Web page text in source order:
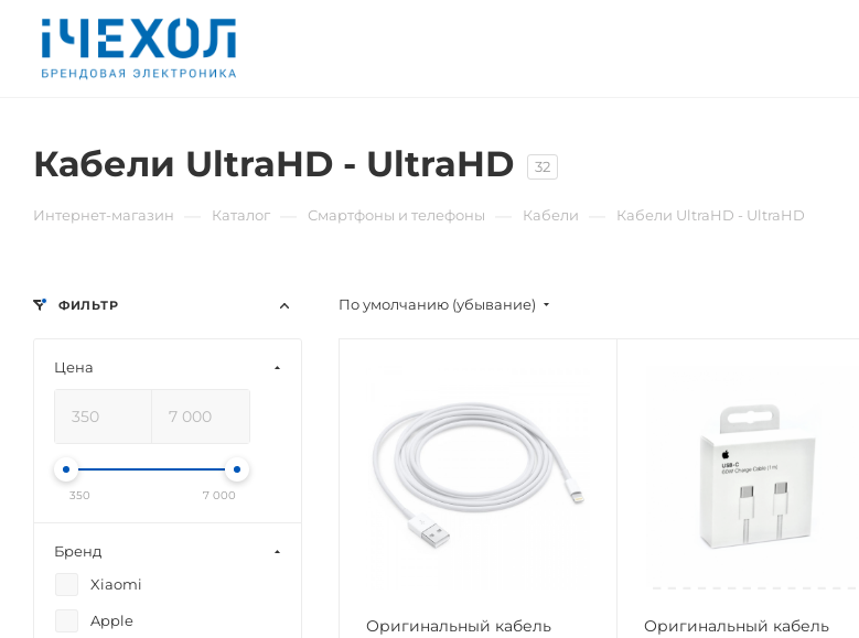
Кабели UltraHD - UltraHD 32
Интернет-магазин Каталог Смартфоны и телефоны Кабели Кабели UltraHD - UltraHD
По умолчанию (убывание)
Оригинальный кабель
Оригинальный кабель
ФИЛЬТР
Цена
350 7 000
Бренд
Xiaomi
Apple